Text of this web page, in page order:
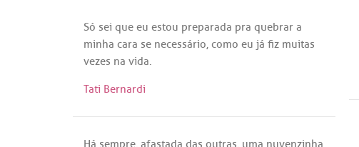
Só sei que eu estou preparada pra quebrar a
minha cara se necessário, como eu já fiz muitas
vezes na vida.
Tati Bernardi